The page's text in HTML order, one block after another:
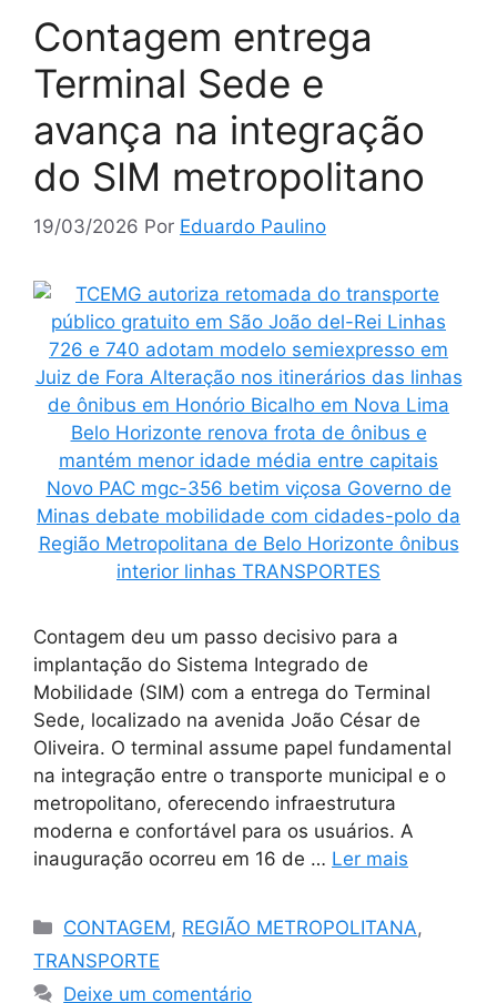
Contagem entrega
Terminal Sede e
avança na integração
do SIM metropolitano
19/03/2026 Por Eduardo Paulino
Contagem deu um passo decisivo para a
implantação do Sistema Integrado de
Mobilidade (SIM) com a entrega do Terminal
Sede, localizado na avenida João César de
Oliveira. O terminal assume papel fundamental
na integração entre o transporte municipal e o
metropolitano, oferecendo infraestrutura
moderna e confortável para os usuários. A
inauguração ocorreu em 16 de … Ler mais
Categorias
CONTAGEM, REGIÃO METROPOLITANA,
TRANSPORTE
Deixe um comentário